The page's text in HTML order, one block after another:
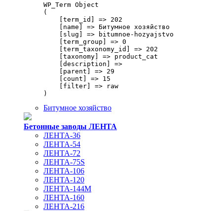
WP_Term Object
(
    [term_id] => 202
    [name] => Битумное хозяйство
    [slug] => bitumnoe-hozyajstvo
    [term_group] => 0
    [term_taxonomy_id] => 202
    [taxonomy] => product_cat
    [description] =>
    [parent] => 29
    [count] => 15
    [filter] => raw
Битумное хозяйство
Бетонные заводы ЛЕНТА
ЛЕНТА-36
ЛЕНТА-54
ЛЕНТА-72
ЛЕНТА-75S
ЛЕНТА-106
ЛЕНТА-120
ЛЕНТА-144М
ЛЕНТА-160
ЛЕНТА-216